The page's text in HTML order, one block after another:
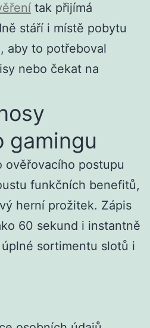
tak přijímá
stáří i místě pobytu
aby to potřeboval
nebo čekat na
gamingu
ověřovacího postupu
funkčních benefitů,
herní prožitek. Zápis
60 sekund i instantně
sortimentu slotů i